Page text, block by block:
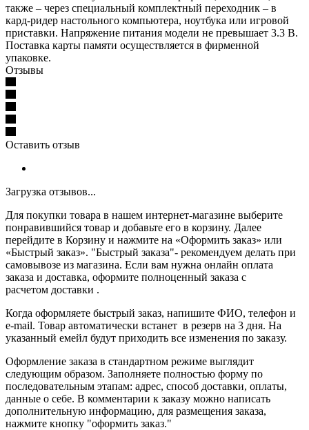
также – через специальный комплектный переходник – в
кард-ридер настольного компьютера, ноутбука или игровой
приставки. Напряжение питания модели не превышает 3.3 В.
Поставка карты памяти осуществляется в фирменной
упаковке.
Отзывы
Оставить отзыв
Загрузка отзывов...
Для покупки товара в нашем интернет-магазине выберите
понравившийся товар и добавьте его в корзину. Далее
перейдите в Корзину и нажмите на «Оформить заказ» или
«Быстрый заказ». "Быстрый заказа"- рекомендуем делать при
самовывозе из магазина. Если вам нужна онлайн оплата
заказа и доставка, оформите полноценный заказа с
расчетом доставки .
Когда оформляете быстрый заказ, напишите ФИО, телефон и
e-mail. Товар автоматически встанет в резерв на 3 дня. На
указанный емейл будут приходить все изменения по заказу.
Оформление заказа в стандартном режиме выглядит
следующим образом. Заполняете полностью форму по
последовательным этапам: адрес, способ доставки, оплаты,
данные о себе. В комментарии к заказу можно написать
дополнительную информацию, для размещения заказа,
нажмите кнопку "оформить заказ."